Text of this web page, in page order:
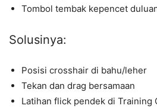
Tombol tembak kepencet
Solusinya:
Posisi crosshair di bahu/leher
Tekan dan drag bersamaan
Latihan flick pendek di Training